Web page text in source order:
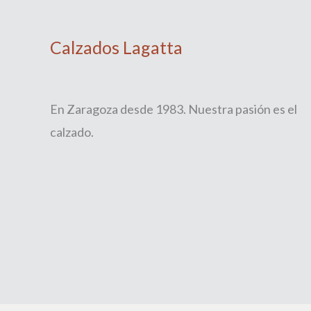
Calzados Lagatta
En Zaragoza desde 1983. Nuestra pasión es el
calzado.